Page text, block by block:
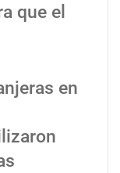
que el
en